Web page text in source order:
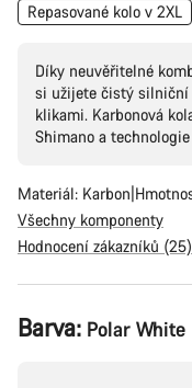
Repasované kolo v 2XL
Díky neuvěřitelné
si užijete čistý silniční
klikami. Karbonová
Shimano a
Materiál: Karbon
Všechny komponenty
Hodnocení zákazníků (25)
Konfigurace
produktu
Barva: Polar White